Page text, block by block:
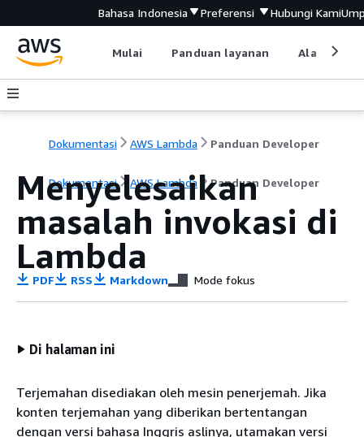
Bahasa Indonesia Preferensi Hubungi Kami
Mulai Panduan layanan Alat
Dokumentasi AWS Lambda Panduan Developer
Dokumentasi AWS Lambda Panduan Developer
Menyelesaikan
masalah invokasi di
Lambda
PDF RSS Markdown Mode fokus
Di halaman ini
Terjemahan disediakan oleh mesin penerjemah. Jika
konten terjemahan yang diberikan bertentangan
dengan versi bahasa Inggris aslinya, utamakan versi